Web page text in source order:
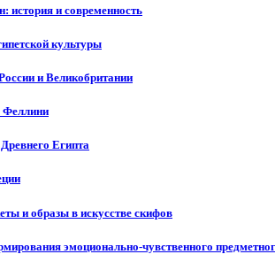
история и современность
культуры
и Великобритании
Феллини
Египта
и образы в искусстве скифов
эмоционально-чувственного